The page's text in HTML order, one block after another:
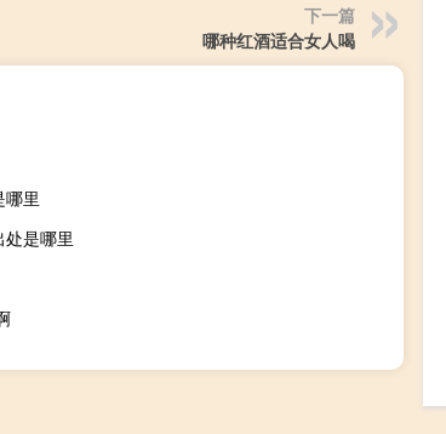
下一篇
哪种红酒适合女人喝
哪里
处是哪里